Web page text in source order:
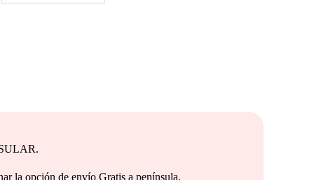
envío Gratis a península.